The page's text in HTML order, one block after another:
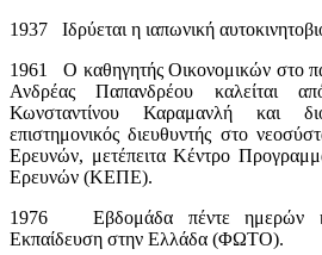
1937 Ιδρύεται η ιαπωνική
1961 Ο καθηγητής Οικονομικών στο
Ανδρέας Παπανδρέου καλείται
Κωνσταντίνου Καραμανλή και
επιστημονικός διευθυντής στο
Ερευνών, μετέπειτα Κέντρο
Ερευνών (ΚΕΠΕ).
1976 Εβδομάδα πέντε ημερών
Εκπαίδευση στην Ελλάδα (ΦΩΤΟ).